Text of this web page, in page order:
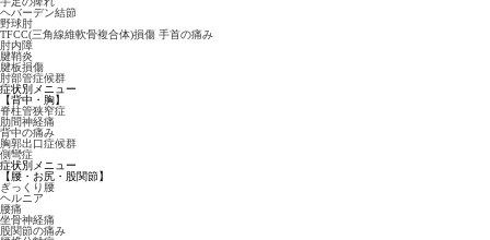
ヘバーデン結節
野球肘
TFCC(三角線維軟骨複合体)損傷 手首の痛み
肘内障
腱鞘炎
腱板損傷
肘部管症候群
症状別メニュー
【背中・胸】
脊柱管狭窄症
肋間神経痛
背中の痛み
胸郭出口症候群
側彎症
症状別メニュー
【腰・お尻・股関節】
ぎっくり腰
ヘルニア
腰痛
坐骨神経痛
股関節の痛み